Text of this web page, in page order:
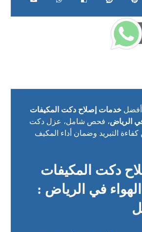
أفضلخدمات إصلاح دكت المكيفات
الرياض، فحص شامل، عزل دكت
التبريد وضمان أداء المكيف
دكت المكيفات
في الرياض :